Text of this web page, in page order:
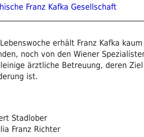
Franz Kafka Gesellschaft
erhält Franz Kafka
noch von den Wiener
ärztliche Betreuung, deren
ist.
Stadlober
Franz Richter